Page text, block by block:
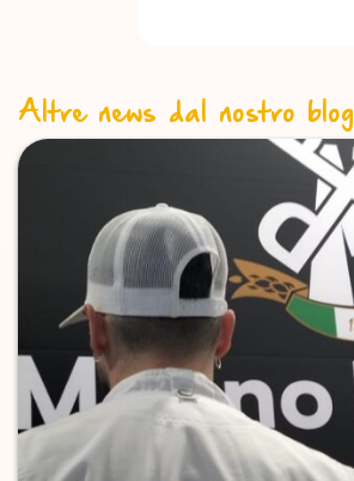
Altre news dal nostro blog